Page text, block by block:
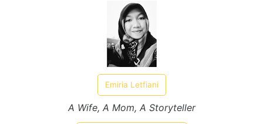
Emiria Letfiani
A Wife, A Mom, A Storyteller